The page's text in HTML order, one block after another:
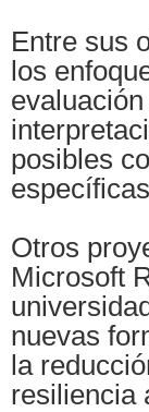
Entre sus
los
posibles
Otros
Microsoft
nuevas
la
resiliencia